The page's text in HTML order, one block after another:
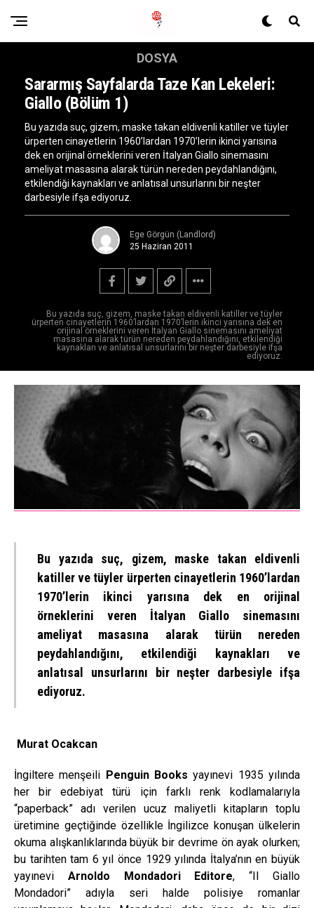
Bu yazıda suç, gizem, maske takan eldivenli katiller ve tüyler
ürperten cinayetlerin 1960’lardan 1970’lerin ikinci yarısına dek en
orijinal örneklerini veren İtalyan Giallo sinemasını ameliyat
masasına alarak türün nereden peydahlandığını, etkilendiği
kaynakları ve anlatısal unsurlarını bir neşter darbesiyle ifşa
ediyoruz.
DOSYA
Sararmış Sayfalarda Taze Kan Lekeleri:
Giallo (Bölüm 1)
Bu yazıda suç, gizem, maske takan eldivenli katiller ve tüyler
ürperten cinayetlerin 1960’lardan 1970’lerin ikinci yarısına
dek en orijinal örneklerini veren İtalyan Giallo sinemasını
ameliyat masasına alarak türün nereden peydahlandığını,
etkilendiği kaynakları ve anlatısal unsurlarını bir neşter
darbesiyle ifşa ediyoruz.
Ege Görgün (Landlord)
25 Haziran 2011
Bu yazıda suç, gizem, maske takan eldivenli
katiller ve tüyler ürperten cinayetlerin 1960’lardan
1970’lerin ikinci yarısına dek en orijinal
örneklerini veren İtalyan Giallo sinemasını
ameliyat masasına alarak türün nereden
peydahlandığını, etkilendiği kaynakları ve
anlatısal unsurlarını bir neşter darbesiyle ifşa
ediyoruz.
Murat Ocakcan
İngiltere menşeili Penguin Books yayınevi 1935 yılında
her bir edebiyat türü için farklı renk kodlamalarıyla
“paperback” adı verilen ucuz maliyetli kitapların toplu
üretimine geçtiğinde özellikle İngilizce konuşan ülkelerin
okuma alışkanlıklarında büyük bir devrime ön ayak olurken;
bu tarihten tam 6 yıl önce 1929 yılında İtalya’nın en büyük
yayınevi Arnoldo Mondadori Editore, “Il Giallo
Mondadori” adıyla seri halde polisiye romanlar